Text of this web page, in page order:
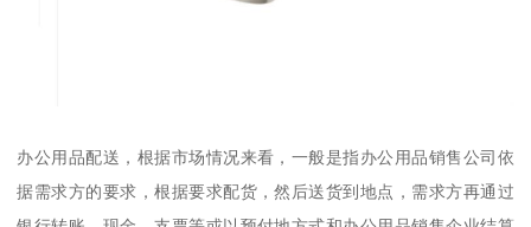
办公用品配送，根据市场情况来看，一般是指办公用品销售公司依
据需求方的要求，根据要求配货，然后送货到地点，需求方再通过